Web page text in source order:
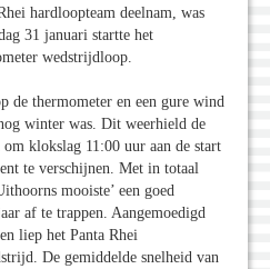
hardloopteam deelnam, was
31 januari startte het
wedstrijdloop.
de thermometer en een gure wind
winter was. Dit weerhield de
klokslag 11:00 uur aan de start
te verschijnen. Met in totaal
mooiste’ een goed
af te trappen. Aangemoedigd
liep het Panta Rhei
De gemiddelde snelheid van